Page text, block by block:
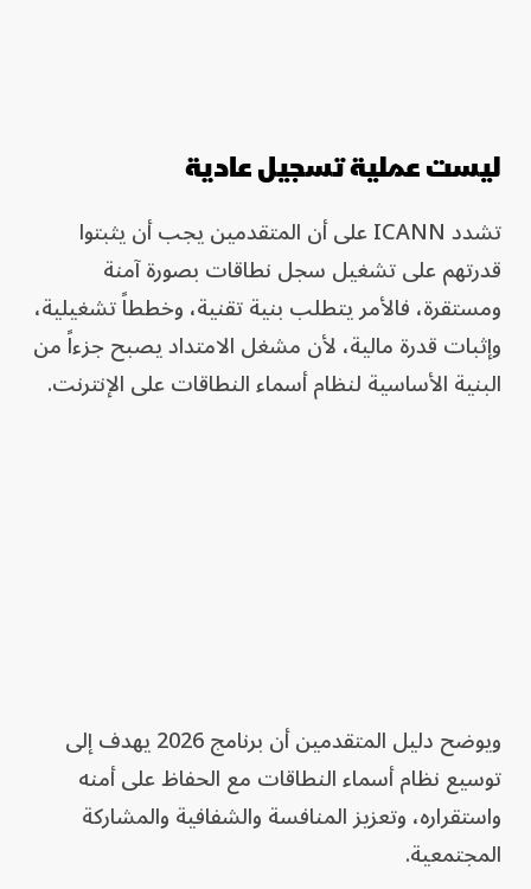
ليست عملية تسجيل عادية
تشدد ICANN على أن المتقدمين يجب أن يثبتوا
قدرتهم على تشغيل سجل نطاقات بصورة آمنة
ومستقرة، فالأمر يتطلب بنية تقنية، وخططاً تشغيلية،
وإثبات قدرة مالية، لأن مشغل الامتداد يصبح جزءاً من
البنية الأساسية لنظام أسماء النطاقات على الإنترنت.
ويوضح دليل المتقدمين أن برنامج 2026 يهدف إلى
توسيع نظام أسماء النطاقات مع الحفاظ على أمنه
واستقراره، وتعزيز المنافسة والشفافية والمشاركة
المجتمعية.